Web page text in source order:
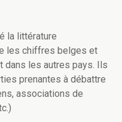
la littérature
les chiffres belges et
dans les autres pays. Ils
prenantes à débattre
associations de